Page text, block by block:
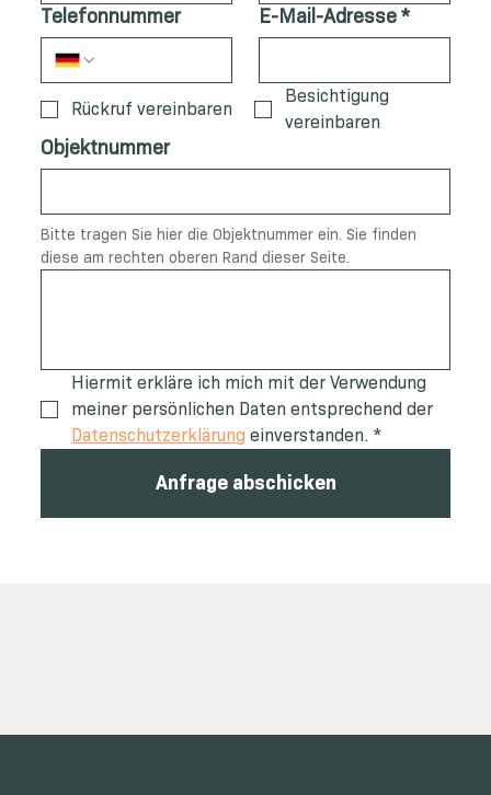
Telefonnummer E-Mail-Adresse *
Rückruf vereinbaren
Besichtigung
vereinbaren
Objektnummer
Bitte tragen Sie hier die Objektnummer ein. Sie finden
diese am rechten oberen Rand dieser Seite.
Hiermit erkläre ich mich mit der Verwendung
Datenschutzerklärung einverstanden. *
Anfrage abschicken